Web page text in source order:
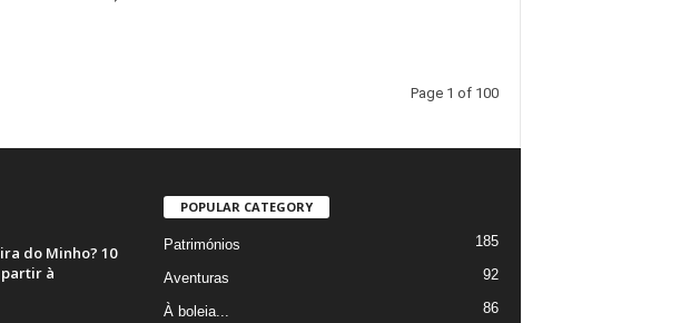
Page 1 of 100
do Minho? 10
à
POPULAR CATEGORY
Patrimónios 185
Aventuras 92
À boleia... 86